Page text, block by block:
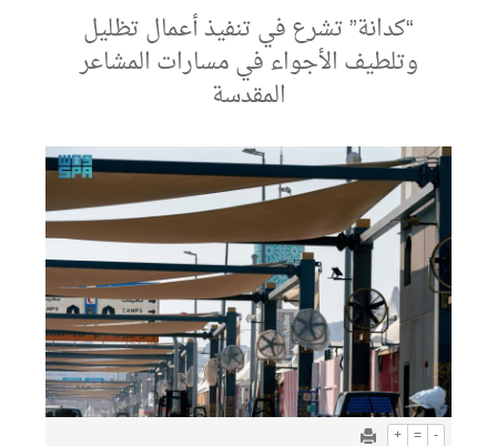
“كدانة” تشرع في تنفيذ أعمال تظليل
وتلطيف الأجواء في مسارات المشاعر
المقدسة
+ = -